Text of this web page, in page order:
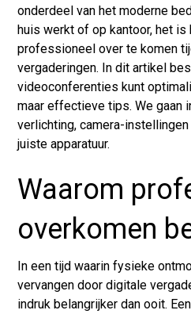
onderdeel van het moderne
huis werkt of op kantoor, het is
professioneel over te komen
vergaderingen. In dit artikel
videoconferenties kunt
maar effectieve tips. We gaan
verlichting, camera-
juiste apparatuur.
Waarom
overkomen
In een tijd waarin fysieke
vervangen door digitale
indruk belangrijker dan ooit.